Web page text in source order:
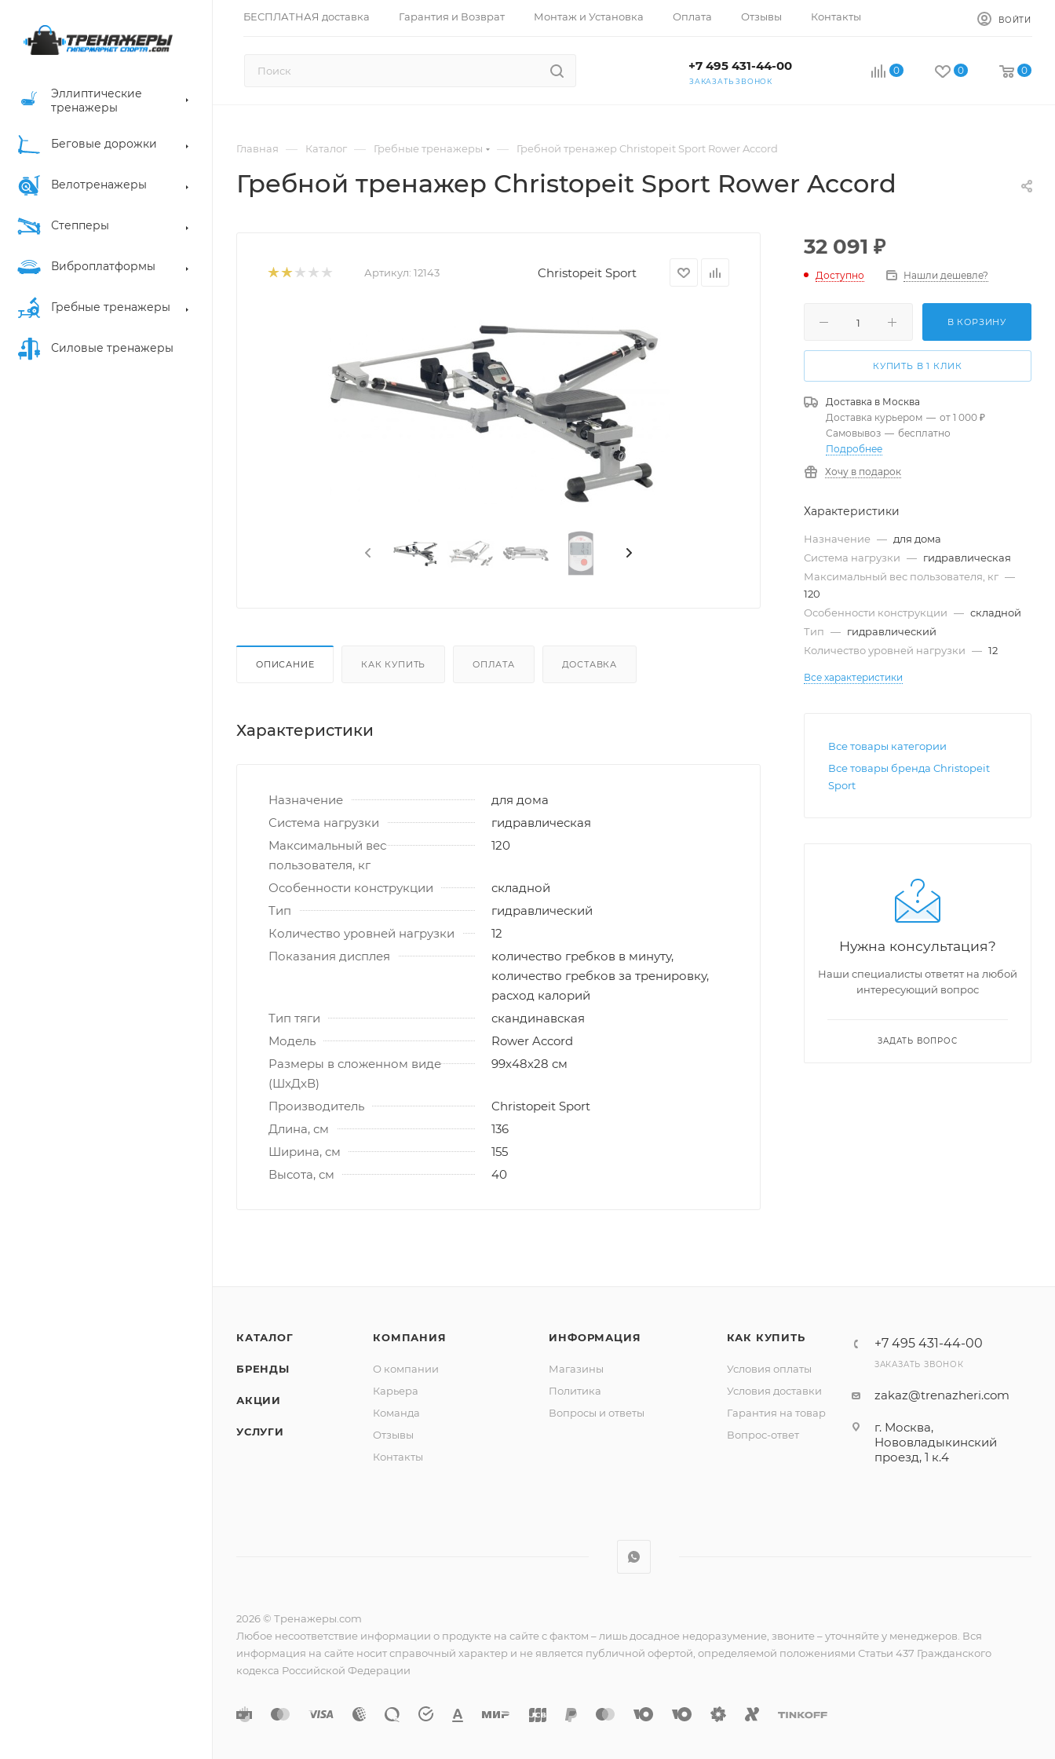
БЕСПЛАТНАЯ доставка Гарантия и Возврат Монтаж и Установка Оплата Отзывы Контакты ВОЙТИ
+7 495 431-44-00
ЗАКАЗАТЬ ЗВОНОК
0 0 0
Эллиптические
тренажеры
Беговые дорожки
Велотренажеры
Степперы
Виброплатформы
Гребные тренажеры
Силовые тренажеры
Главная — Каталог — Гребные тренажеры — Гребной тренажер Christopeit Sport Rower Accord
Гребной тренажер Christopeit Sport Rower Accord
Артикул: 12143 Christopeit Sport
ОПИСАНИЕ КАК КУПИТЬ ОПЛАТА ДОСТАВКА
Характеристики
Назначение
для дома
Система нагрузки
гидравлическая
Максимальный вес
пользователя, кг
120
Особенности конструкции
складной
Тип
гидравлический
Количество уровней нагрузки
12
Показания дисплея
количество гребков в минуту,
количество гребков за тренировку,
расход калорий
Тип тяги
скандинавская
Модель
Rower Accord
Размеры в сложенном виде
(ШxДxВ)
99х48х28 см
Производитель
Christopeit Sport
Длина, см
136
Ширина, см
155
Высота, см
40
32 091 ₽
Доступно Нашли дешевле?
В КОРЗИНУ
КУПИТЬ В 1 КЛИК
Доставка в Москва
Доставка курьером — от 1 000 ₽
Самовывоз — бесплатно
Подробнее
Хочу в подарок
Характеристики
Назначение — для дома
Система нагрузки — гидравлическая
Максимальный вес пользователя, кг —
120
Особенности конструкции — складной
Тип — гидравлический
Количество уровней нагрузки — 12
Все характеристики
Все товары категории
Все товары бренда Christopeit
Sport
Нужна консультация?
Наши специалисты ответят на любой
интересующий вопрос
ЗАДАТЬ ВОПРОС
КАТАЛОГ
БРЕНДЫ
АКЦИИ
УСЛУГИ
КОМПАНИЯ
О компании
Карьера
Команда
Отзывы
Контакты
ИНФОРМАЦИЯ
Магазины
Политика
Вопросы и ответы
КАК КУПИТЬ
Условия оплаты
Условия доставки
Гарантия на товар
Вопрос-ответ
+7 495 431-44-00
ЗАКАЗАТЬ ЗВОНОК
zakaz@trenazheri.com
г. Москва,
Нововладыкинский
проезд, 1 к.4
2026 © Тренажеры.com
Любое несоответствие информации о продукте на сайте с фактом – лишь досадное недоразумение, звоните – уточняйте у менеджеров. Вся
информация на сайте носит справочный характер и не является публичной офертой, определяемой положениями Статьи 437 Гражданского
кодекса Российской Федерации